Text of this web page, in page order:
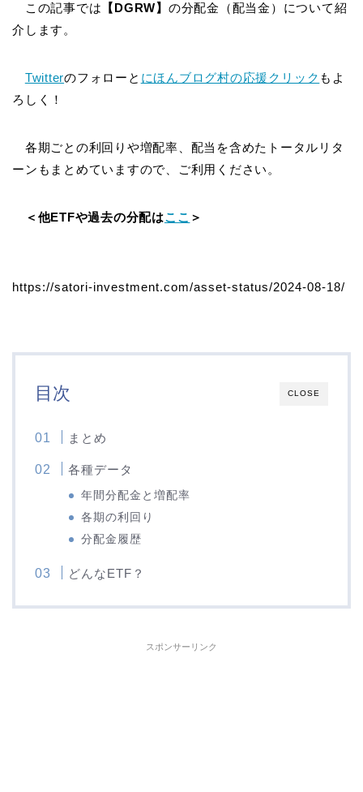
この記事では 【DGRW】 の分配金（配当金）について紹
介します。
Twitterのフォローと にほんブログ村の応援クリック もよ
ろしく！
各期ごとの利回りや増配率、配当を含めたトータルリタ
ーンもまとめていますので、ご利用ください。
＜他ETFや過去の分配はここ ＞
https://satori-investment.com/asset-status/2024-08-18/
CLOSE
目次
まとめ
各種データ
年間分配金と増配率
各期の利回り
分配金履歴
どんなETF？
スポンサーリンク